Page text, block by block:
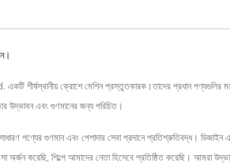
ক্রোশে মেশিন প্রস্তুতকারক।তাদের প্রধান পণ্যগুলির মধ্যে
উদ্ভাবন এবং গুণমানের জন্য পরিচিত।
পণ্যের গুণমান এবং পেশাদার সেবা প্রদানে প্রতিশ্রুতিবদ্ধ।
করেছি, শিল্পে আমাদের নেতা হিসেবে প্রতিষ্ঠিত করেছি। আমরা